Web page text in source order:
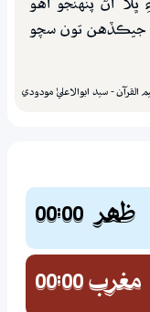
آڻ پنهنجو اهو
جيڪڏهن تون سچو
القرآن - سيد ابوالاعليٰ مودودي
ظھر 00:00
مغرب 00:00